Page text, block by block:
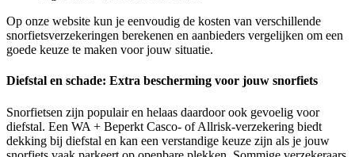
Op onze website kun je eenvoudig de kosten van verschillende
snorfietsverzekeringen berekenen en aanbieders vergelijken om een
goede keuze te maken voor jouw situatie.
Diefstal en schade: Extra bescherming voor jouw snorfiets
Snorfietsen zijn populair en helaas daardoor ook gevoelig voor
diefstal. Een WA + Beperkt Casco- of Allrisk-verzekering biedt
dekking bij diefstal en kan een verstandige keuze zijn als je jouw